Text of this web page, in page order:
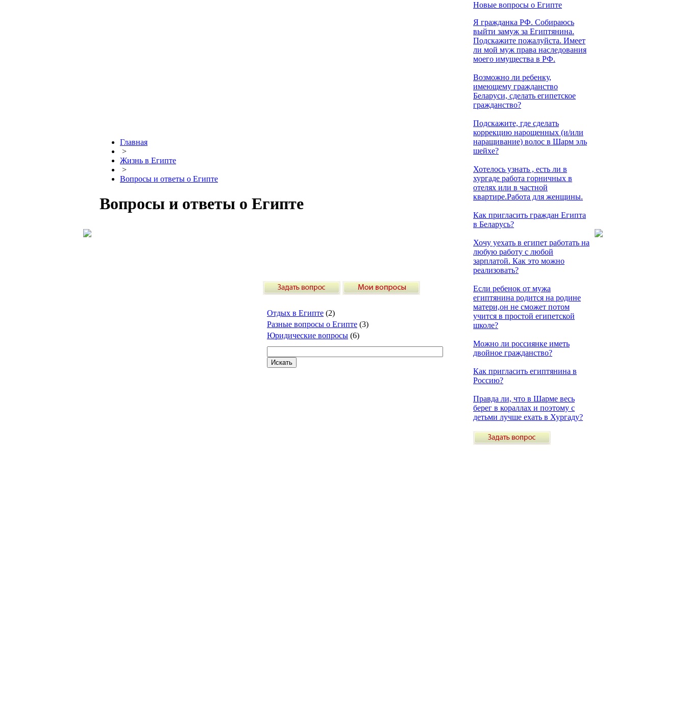
Главная
>
Жизнь в Египте
>
Вопросы и ответы о Египте
Вопросы и ответы о Египте
Отдых в Египте (2)
Разные вопросы о Египте (3)
Юридические вопросы (6)
Новые вопросы о Египте
Я гражданка РФ. Собираюсь
выйти замуж за Египтянина.
Подскажите пожалуйста. Имеет
ли мой муж права наследования
моего имущества в РФ.
Возможно ли ребенку,
имеющему гражданство
Беларуси, сделать египетское
гражданство?
Подскажите, где сделать
коррекцию нарощенных (и/или
наращивание) волос в Шарм эль
шейхе?
Хотелось узнать , есть ли в
хургаде работа горничных в
отелях или в частной
квартире.Работа для женщины.
Как пригласить граждан Египта
в Беларусь?
Хочу уехать в египет работать на
любую работу с любой
зарплатой. Как это можно
реализовать?
Если ребенок от мужа
египтянина родится на родине
матери,он не сможет потом
учится в простой египетской
школе?
Можно ли россиянке иметь
двойное гражданство?
Как пригласить египтянина в
Россию?
Правда ли, что в Шарме весь
берег в кораллах и поэтому с
детьми лучше ехать в Хургаду?